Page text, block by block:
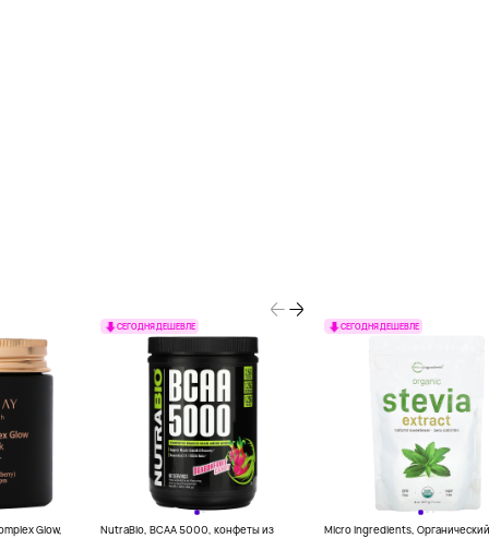
Glow,
СЕГОДНЯ ДЕШЕВЛЕ
NutraBio, BCAA 5000, конфеты из
СЕГОДНЯ ДЕШЕВЛЕ
Micro Ingredients, Органический